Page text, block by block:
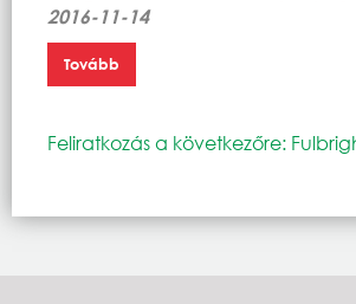
2016-11-14
Tovább
Feliratkozás a következőre: